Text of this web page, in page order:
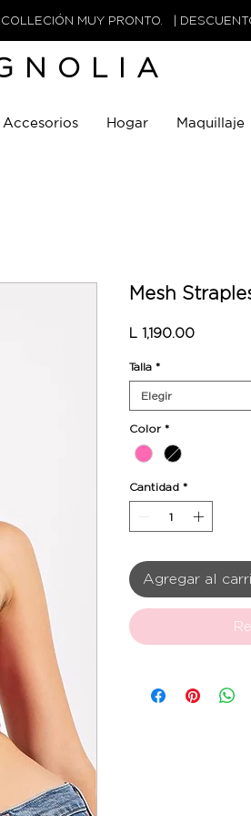
MUY PRONTO. |
Accesorios Hogar Maquillaje
Mesh
L 1,190.00Precio
Talla *
Elegir
Color *
Cantidad *
Agregar al